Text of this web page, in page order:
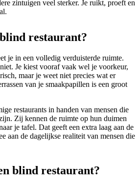
zintuigen veel sterker. Je ruikt, proeft en
restaurant?
je in een volledig verduisterde ruimte.
Je kiest vooraf vaak wel je voorkeur,
maar je weet niet precies wat er
van je smaakpapillen is een groot
restaurants in handen van mensen die
Zij kennen de ruimte op hun duimen
je tafel. Dat geeft een extra laag aan de
aan de dagelijkse realiteit van mensen die
blind restaurant?